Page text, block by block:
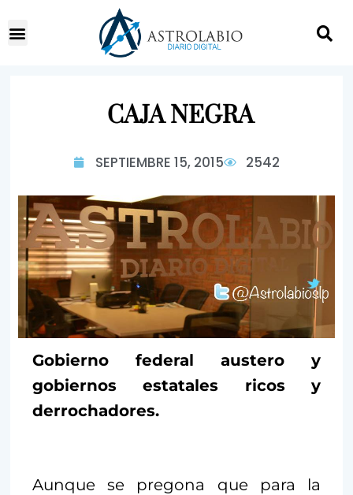
CAJA NEGRA
SEPTIEMBRE 15, 2015 2542
Gobierno federal austero y
gobiernos estatales ricos y
derrochadores.
Aunque se pregona que para la